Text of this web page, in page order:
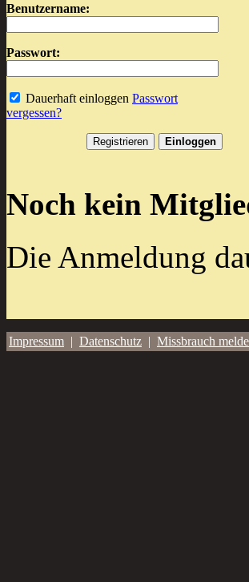
Benutzername:
Passwort:
Dauerhaft einloggen Passwort
vergessen?
Noch kein
Die Anmeldung
Impressum | Datenschutz | Missbrauch